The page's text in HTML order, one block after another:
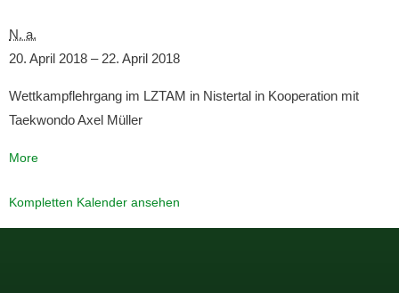
N. a.
20. April 2018 – 22. April 2018
Wettkampflehrgang im LZTAM in Nistertal in Kooperation mit
Taekwondo Axel Müller
More
Kompletten Kalender ansehen